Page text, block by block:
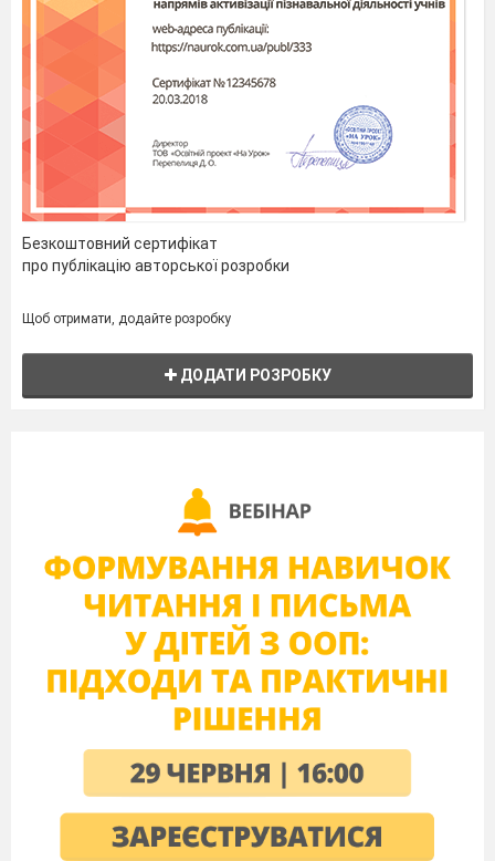
Безкоштовний сертифікат
про публікацію авторської розробки
Щоб отримати, додайте розробку
ДОДАТИ РОЗРОБКУ